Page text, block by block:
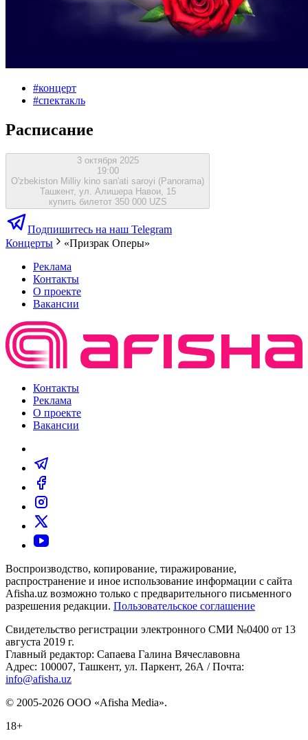
#концерт
#спектакль
Расписание
3 октября 2025
19:00
O'zbekiston Milliy kino san'ati saroyi (Panorama)
Ташкент, ул. Алишера Навои, 15
купить билетот 350 000 UZS
Подпишитесь на наш Telegram
Концерты
«Призрак Оперы»
Реклама
Контакты
О проекте
Вакансии
Контакты
Реклама
О проекте
Вакансии
Воспроизводство, копирование, тиражирование,
распространение и иное использование информации с сайта
Afisha.uz возможно только с предварительного письменного
разрешения редакции. Пользовательское соглашение
Свидетельство регистрации электронного СМИ №0400 от 13
августа 2019 г.
Главный редактор: Сапаева Галина Вячеславовна
Адрес: 100007, Ташкент, ул. Паркент, 26А / Почта:
info@afisha.uz
© 2005-2026 ООО «Afisha Media».
18+